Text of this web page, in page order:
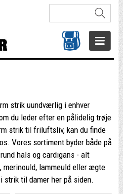
strik uundværlig i enhver
du leder efter en pålidelig trøje
strik til friluftsliv, kan du finde
Vores sortiment byder både på
hals og cardigans - alt
merinould, lammeuld eller ægte
strik til damer her på siden.